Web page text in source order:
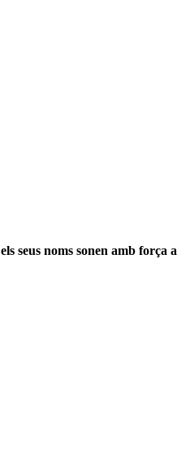
els seus noms sonen amb força a